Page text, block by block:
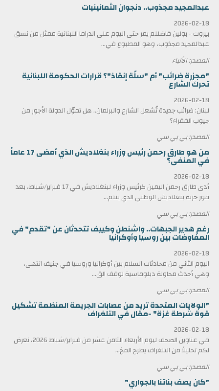
عبدالمجيد مجذوب.. دنجوان الثمانينيات
2026-02-18
بيروت - بولين فاضللم يمر حتى اليوم على الدراما اللبنانية ممثل من نسق
عبدالمجيد مجذوب، وهو المطبوع في...
المصدر: الأنباء
"مجزرة ضرائب" أم "سلّة إنقاذ"؟ قرارات الحكومة اللبنانية
تحرك الشارع
2026-02-18
لبنان: ضرائب جديدة تُشعل الشارع والبرلمان.. هل تموّل الدولة الأجور من
جيوب الفقراء؟
المصدر: بي بي سي
من هو طارق رحمن رئيس وزراء بنغلاديش الذي أمضى 17 عاماً
في المنفى؟
2026-02-18
أدى طارق رحمن اليمين كرئيس وزراء لبنغلاديش في 17 فبراير/شباط، بعد
فوز حزبه بنغلاديش الوطني الذي ينتم...
المصدر: بي بي سي
رغم هدير الجبهات.. واشنطن وكييف تتحدثان عن "تقدم" في
المفاوضات بين روسيا وأوكرانيا
2026-02-18
اليوم الثاني من محادثات السلام بين أوكرانيا وروسيا في جنيف انتهى،
وهي أحدث محاولة دبلوماسية لوقف الق...
المصدر: بي بي سي
"الولايات المتحدة تريد من عصابات الجريمة المنظمة تشكيل
قوة شرطة غزة" -مقال في التلغراف
2026-02-18
في عناوين الصحف ليوم الأربعاء الثامن عشر من فبراير/شباط 2026، نعرض
لكم تحليلاً من التلغراف يطرح المخ...
المصدر: بي بي سي
"كان يصف بناتنا بالجواري"